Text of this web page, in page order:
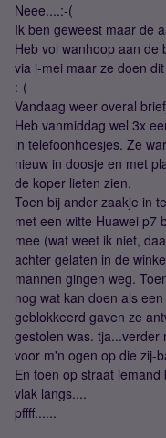
Neee....:-(
Ik ben geweest maar de
Heb vol wanhoop aan de
via i-mei maar ze doen
:-(
Vandaag weer overal
Heb vanmiddag wel 3x
in telefoonhoesjes. Ze
nieuw in doosje en met
de koper lieten zien.
Toen bij ander zaakje in
met een witte Huawei p7
mee (wat weet ik niet,
achter gelaten in de
mannen gingen weg.
nog wat kan doen als
geblokkeerd gaven ze
gestolen was. tja...verder
voor m'n ogen op die zij-
En toen op straat
vlak langs....
pffff......